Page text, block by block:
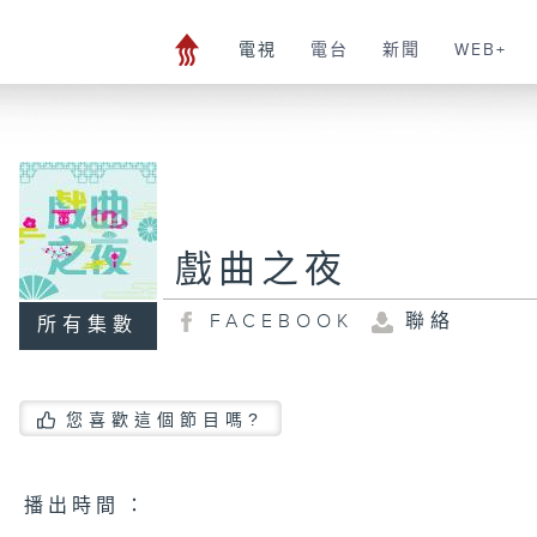
電視 電台 新聞 WEB+
所有集數
戲曲之夜
FACEBOOK 聯絡
您喜歡這個節目嗎?
播 出 時 間 ：